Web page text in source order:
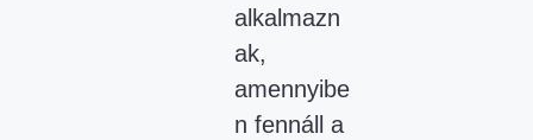
alkalmazn
ak,
amennyibe
n fennáll a